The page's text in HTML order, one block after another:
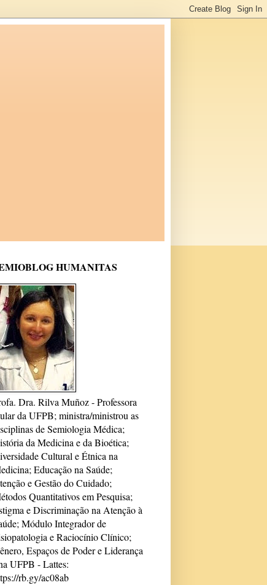
HUMANITAS
Dra. Rilva Muñoz - Professora
da UFPB; ministra/ministrou as
de Semiologia Médica;
da Medicina e da Bioética;
Cultural e Étnica na
Educação na Saúde;
e Gestão do Cuidado;
Quantitativos em Pesquisa;
e Discriminação na Atenção à
Módulo Integrador de
e Raciocínio Clínico;
Espaços de Poder e Liderança
UFPB - Lattes:
rb.gy/ac08ab